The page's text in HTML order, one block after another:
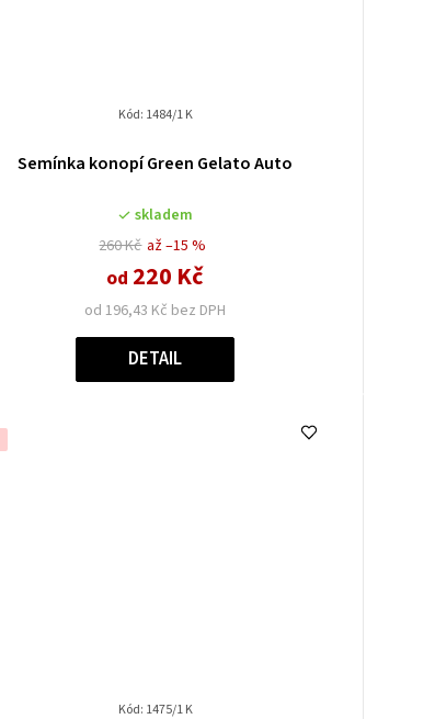
Semínka konopí Green Gelato Auto
skladem
260 Kč
od 196,43 Kč bez DPH
od 220 Kč
až –15 %
DETAIL
Kód: 1484/1 K
Kód: 1475/1 K